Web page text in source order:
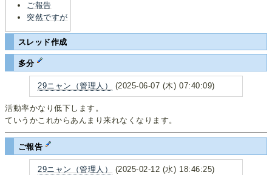
ご報告
突然ですが
スレッド作成
多分
29ニャン（管理人） (2025-06-07 (木) 07:40:09)
活動率かなり低下します。
ていうかこれからあんまり来れなくなります。
ご報告
29ニャン（管理人） (2025-02-12 (水) 18:46:25)